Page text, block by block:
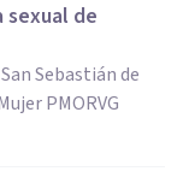
sexual de
Sebastián de
PMORVG